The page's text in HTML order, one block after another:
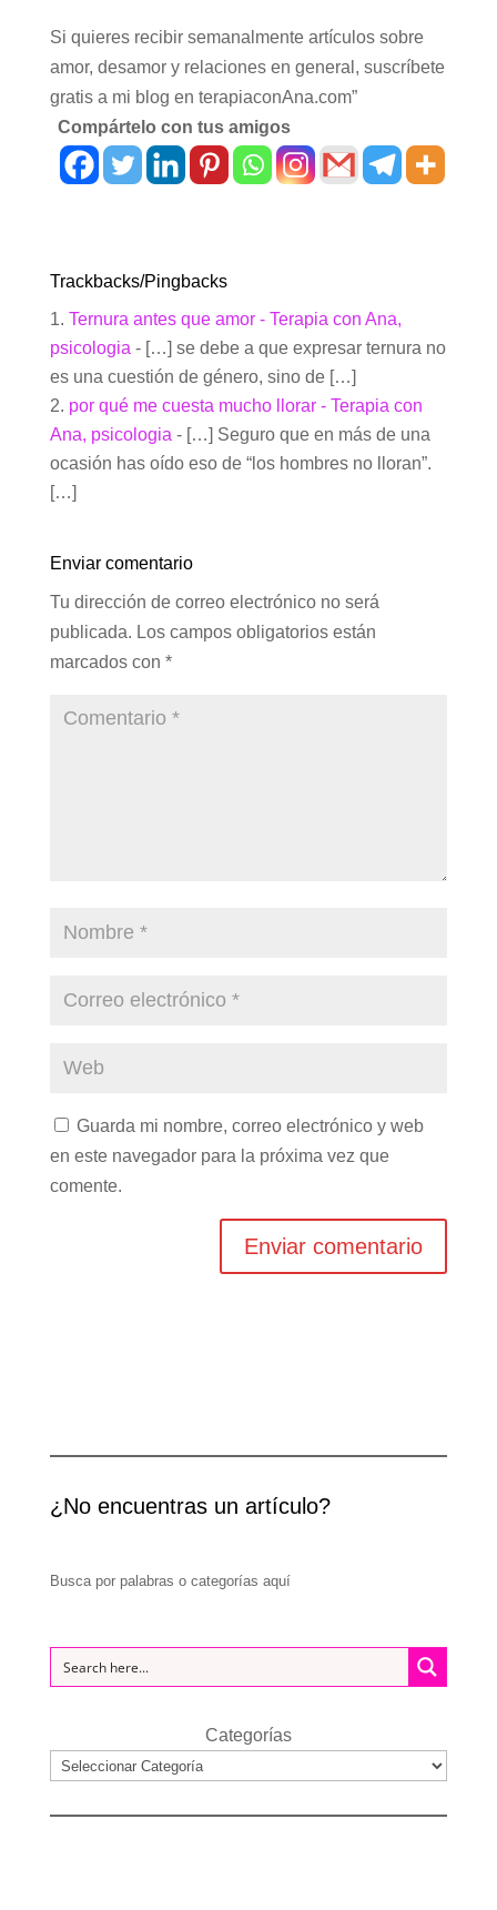
Si quieres recibir semanalmente artículos sobre
amor, desamor y relaciones en general, suscríbete
gratis a mi blog en terapiaconAna.com”
Compártelo con tus amigos
Trackbacks/Pingbacks
Ternura antes que amor - Terapia con Ana,
psicologia - […] se debe a que expresar ternura no
es una cuestión de género, sino de […]
por qué me cuesta mucho llorar - Terapia con
Ana, psicologia - […] Seguro que en más de una
ocasión has oído eso de “los hombres no lloran”.
[…]
Enviar comentario
Tu dirección de correo electrónico no será
publicada. Los campos obligatorios están
marcados con *
Guarda mi nombre, correo electrónico y web
en este navegador para la próxima vez que
comente.
¿No encuentras un artículo?
Busca por palabras o categorías aquí
Categorías